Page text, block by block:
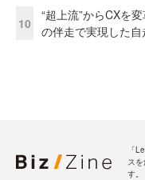
10
“超上流”からCXを
の伴走で実現した
「
ス
す。